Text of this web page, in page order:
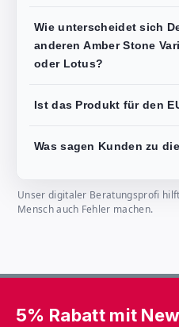
Wie unterscheidet sich
anderen Amber Stone
oder Lotus?
Ist das Produkt für den
Was sagen Kunden zu
Unser digitaler Beratungsprofi
Mensch auch Fehler machen.
5% Rabatt mit